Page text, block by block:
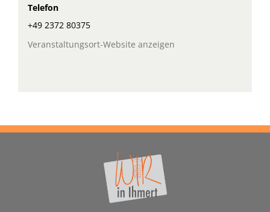
Telefon
+49 2372 80375
Veranstaltungsort-Website anzeigen